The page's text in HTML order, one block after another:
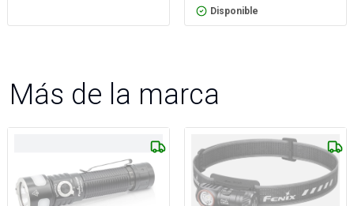
Disponible
Más de la marca